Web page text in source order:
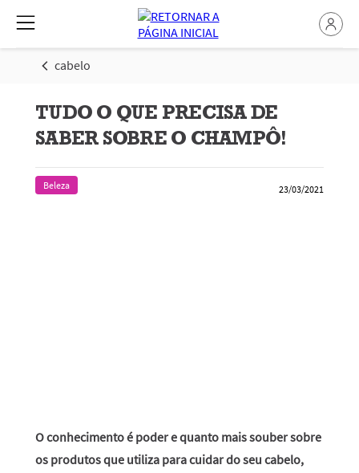
cabelo
TUDO O QUE PRECISA DE
SABER SOBRE O CHAMPÔ!
Beleza 23/03/2021
O conhecimento é poder e quanto mais souber sobre
os produtos que utiliza para cuidar do seu cabelo,